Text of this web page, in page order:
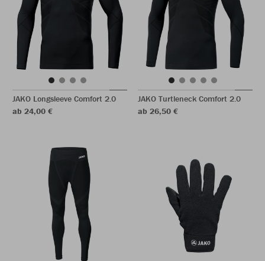
JAKO Longsleeve Comfort 2.0
ab 24,00 €
JAKO Turtleneck Comfort 2.0
ab 26,50 €